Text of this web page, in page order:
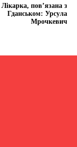
Лікарка, пов’язана з
Гданськом: Урсула
Мрочкевич